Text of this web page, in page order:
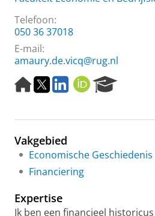
Telefoon:
050 36 37018
E-mail:
amaury.de.vicq@rug.nl
H
o
e
a
g
e
T
w
t
e
r
L
i
k
I
n
O
R
I
e
c
Vakgebied
Economische Geschiedenis
Financiering
Expertise
Ik ben een financieel